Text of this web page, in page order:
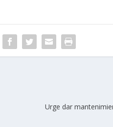
Urge dar